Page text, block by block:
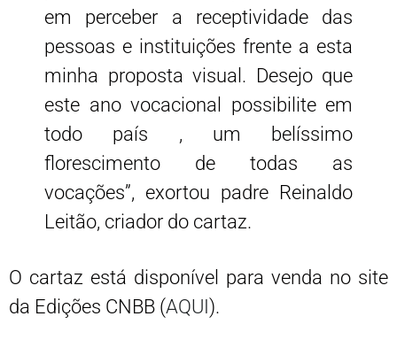
em perceber a receptividade das
pessoas e instituições frente a esta
minha proposta visual. Desejo que
este ano vocacional possibilite em
todo país , um belíssimo
florescimento de todas as
vocações”, exortou padre Reinaldo
Leitão, criador do cartaz.
O cartaz está disponível para venda no site
da Edições CNBB (AQUI).